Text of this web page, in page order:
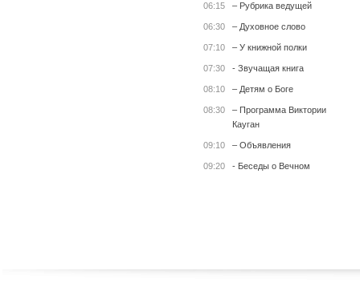
06:15 – Рубрика ведущей
06:30 – Духовное слово
07:10 – У книжной полки
07:30 - Звучащая книга
08:10 – Детям о Боге
08:30
– Программа Виктории
Кауган
09:10 – Объявления
09:20 - Беседы о Вечном